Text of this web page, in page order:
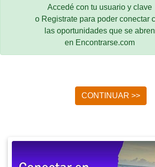
Accedé con tu usuario y clave
o Registrate para poder conectar
las oportunidades que se abren
en Encontrarse.com
CONTINUAR >>